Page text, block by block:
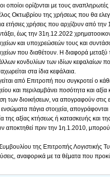
οποίοι ορίζονται με τους
Οκτωβρίου της χρήσεως που θα
ετήσιες χρήσεις που αρχίζουν από
έως την 31η.12.2022
και υποχρεώσεών τους και
που διαθέτουν. Η διαφορά μεταξύ
κονδυλίων των ιδίων κεφαλαίων
στα ίδια κεφάλαια.
από Επιτροπή που συγκροτεί ο
και περιλαμβάνει ποσότητα και
των διοικήσεων, να απογραφούν
ενσώματα πάγια στοιχεία,
της αξίας κτήσεως ή κατασκευής και
αποκτηθεί πριν την 1η.1.2010,
της Επιτροπής Λογιστικής
αναφορικά με τα θέματα που